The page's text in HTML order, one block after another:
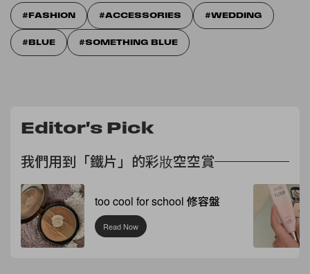
FASHION ACCESSORIES WEDDING
BLUE SOMETHING BLUE
Editor's Pick
我們用到「鐵片」的彩妝空空賞
too cool for school 修容盤
Read Now